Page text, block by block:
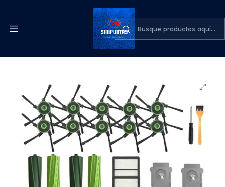
Despachos express a todo el país
Electrohogar y Tecnología
Kit Xl Repuesto Para Irobot Roomba S9 9150 S9+ S9 Plus
Stgo.